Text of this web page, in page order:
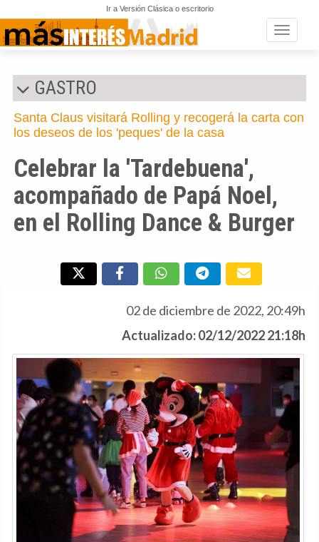
Ir a Versión Clásica o escritorio
Toggle
GASTRO
Santa Claus visitará Rolling y recogerá la carta con
los deseos de los 'peques' de la casa
Celebrar la 'Tardebuena',
acompañado de Papá Noel,
en el Rolling Dance & Burger
02 de diciembre de 2022, 20:49h
Actualizado: 02/12/2022 21:18h